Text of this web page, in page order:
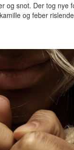
snot. Der tog nye
og feber